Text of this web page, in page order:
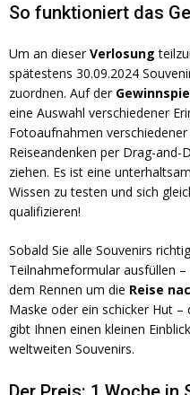
So funktioniert das
Um an dieserVerlosung
spätestens 30.09.2024
zuordnen. Auf der
eine Auswahl verschiedener
Fotoaufnahmen
Reiseandenken per Drag-and-
ziehen. Es ist eine
Wissen zu testen und sich
qualifizieren!
Sobald Sie alle Souvenirs
Teilnahmeformular ausfüllen
dem Rennen um die Reise
Maske oder ein schicker Hut –
gibt Ihnen einen kleinen
weltweiten Souvenirs.